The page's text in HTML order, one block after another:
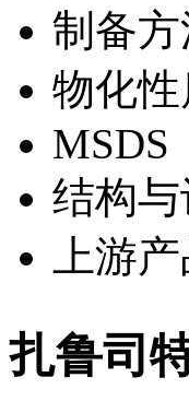
制备
物化性
MSDS
结构
上游
扎鲁司